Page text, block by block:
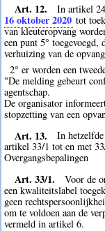
Art. 12. In artikel
16 oktober 2020 tot
van kleuteropvang
een punt 5°
verhuizing van de
2° er worden een
"De melding gebeurt
agentschap.
De organisator
stopzetting van een
Art. 13.
In
artikel 33/1 tot en met
Overgangsbepalingen
Art. 33/1.
Voor de
een kwaliteitslabel
geen
om te voldoen aan de
vermeld in artikel 6.